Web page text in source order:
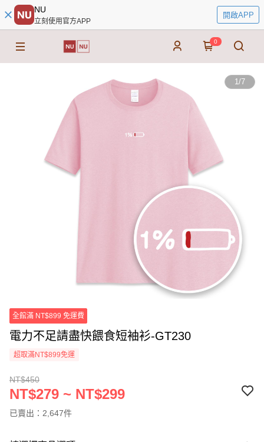
NU
立刻使用官方APP
開啟APP
0
1/7
全館滿 NT$899 免運費
電力不足請盡快餵食短袖衫-GT230
超取滿NT$899免運
NT$450
NT$279 ~ NT$299
已賣出：2,647件